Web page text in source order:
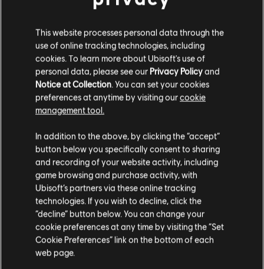
ACCEDI A OPPORTUNITÀ
UNICHE
Sia che tu abbia già un grande seguito di spettatori o che
tu stia iniziando a prendere slancio nella tua avventura
come creatore di Rainbow Six Siege, abbiamo qualcosa
per te! Unisciti al programma creatori Rainbow Six Siege
per accedere a vantaggi e ricompense di gioco che ti
aiuteranno a migliorare la tua piattaforma e i tuoi
This website processes personal data through the
use of online tracking technologies, including
cookies. To learn more about Ubisoft's use of
personal data, please see our Privacy Policyand
Notice at Collection. You can set your cookies
preferences at anytime by visiting ourcookie
management tool.
In addition to the above, by clicking the “accept”
button below you specifically consent to sharing
and recording of your website activity, including
game browsing and purchase activity, with
Ubisoft’s partners via these online tracking
technologies. If you wish to decline, click the
“decline” button below. You can change your
cookie preferences at any time by visiting the “Set
Cookie Preferences” link on the bottom of each
web page.